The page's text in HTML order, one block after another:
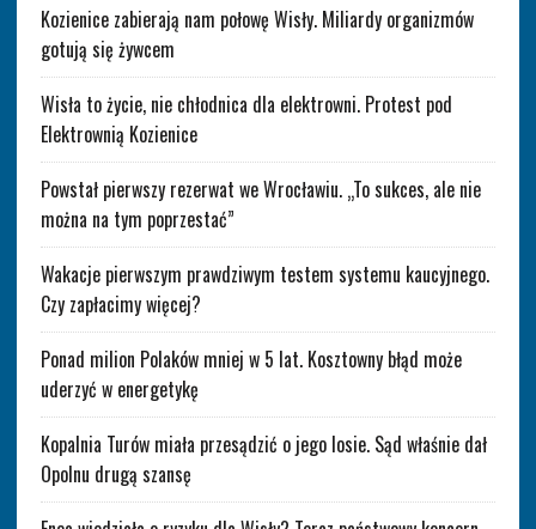
Kozienice zabierają nam połowę Wisły. Miliardy organizmów
gotują się żywcem
Wisła to życie, nie chłodnica dla elektrowni. Protest pod
Elektrownią Kozienice
Powstał pierwszy rezerwat we Wrocławiu. „To sukces, ale nie
można na tym poprzestać”
Wakacje pierwszym prawdziwym testem systemu kaucyjnego.
Czy zapłacimy więcej?
Ponad milion Polaków mniej w 5 lat. Kosztowny błąd może
uderzyć w energetykę
Kopalnia Turów miała przesądzić o jego losie. Sąd właśnie dał
Opolnu drugą szansę